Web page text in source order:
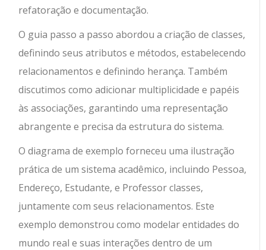
refatoração e documentação.
O guia passo a passo abordou a criação de classes,
definindo seus atributos e métodos, estabelecendo
relacionamentos e definindo herança. Também
discutimos como adicionar multiplicidade e papéis
às associações, garantindo uma representação
abrangente e precisa da estrutura do sistema.
O diagrama de exemplo forneceu uma ilustração
prática de um sistema acadêmico, incluindo Pessoa,
Endereço, Estudante, e Professorclasses,
juntamente com seus relacionamentos. Este
exemplo demonstrou como modelar entidades do
mundo real e suas interações dentro de um